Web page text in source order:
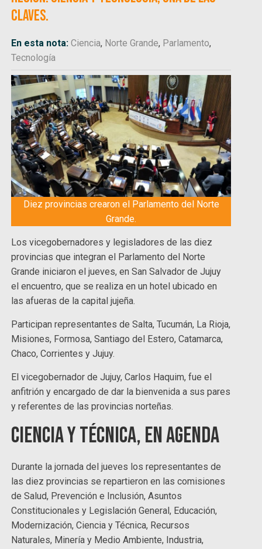
claves.
En esta nota:Ciencia, Norte Grande, Parlamento,
Tecnología
Diez provincias crearon el Parlamento del Norte
Grande.
Los vicegobernadores y legisladores de las diez
provincias que integran el Parlamento del Norte
Grande iniciaron el jueves, en San Salvador de Jujuy
el encuentro, que se realiza en un hotel ubicado en
las afueras de la capital jujeña.
Participan representantes de Salta, Tucumán, La Rioja,
Misiones, Formosa, Santiago del Estero, Catamarca,
Chaco, Corrientes y Jujuy.
El vicegobernador de Jujuy, Carlos Haquim, fue el
anfitrión y encargado de dar la bienvenida a sus pares
y referentes de las provincias norteñas.
Ciencia y Técnica, en agenda
Durante la jornada del jueves los representantes de
las diez provincias se repartieron en las comisiones
de Salud, Prevención e Inclusión, Asuntos
Constitucionales y Legislación General, Educación,
Modernización, Ciencia y Técnica, Recursos
Naturales, Minería y Medio Ambiente, Industria,